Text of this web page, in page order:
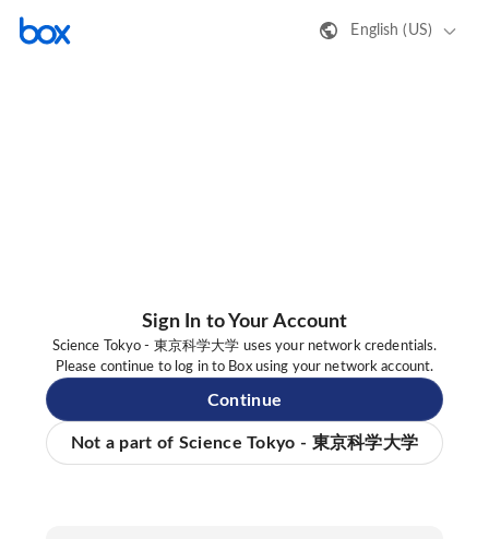
English (US)
Sign In to Your Account
Science Tokyo - 東京科学大学 uses your network credentials.
Please continue to log in to Box using your network account.
Continue
Not a part of Science Tokyo - 東京科学大学